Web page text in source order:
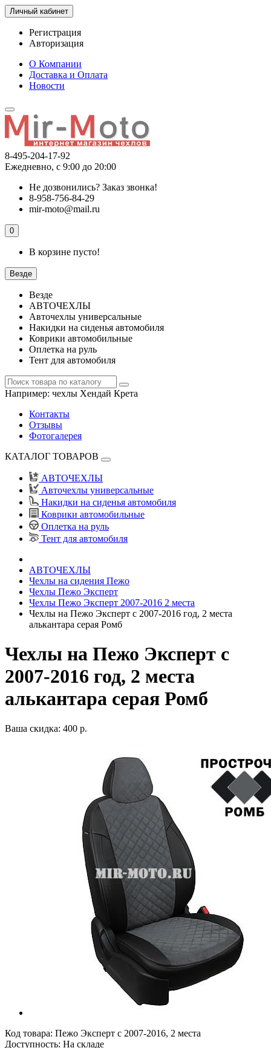
Личный кабинет
Регистрация
Авторизация
О Компании
Доставка и Оплата
Новости
8-495-204-17-92
Ежедневно, с 9:00 до 20:00
Не дозвонились? Заказ звонка!
8-958-756-84-29
mir-moto@mail.ru
0
В корзине пусто!
Везде
Везде
АВТОЧЕХЛЫ
Авточехлы универсальные
Накидки на сиденья автомобиля
Коврики автомобильные
Оплетка на руль
Тент для автомобиля
Например: чехлы Хендай Крета
Контакты
Отзывы
Фотогалерея
КАТАЛОГ ТОВАРОВ
АВТОЧЕХЛЫ
Авточехлы универсальные
Накидки на сиденья автомобиля
Коврики автомобильные
Оплетка на руль
Тент для автомобиля
АВТОЧЕХЛЫ
Чехлы на сидения Пежо
Чехлы Пежо Эксперт
Чехлы Пежо Эксперт 2007-2016 2 места
Чехлы на Пежо Эксперт с 2007-2016 год, 2 места
алькантара серая Ромб
Чехлы на Пежо Эксперт с
2007-2016 год, 2 места
алькантара серая Ромб
Ваша скидка: 400 р.
Код товара: Пежо Эксперт с 2007-2016, 2 места
Доступность: На складе